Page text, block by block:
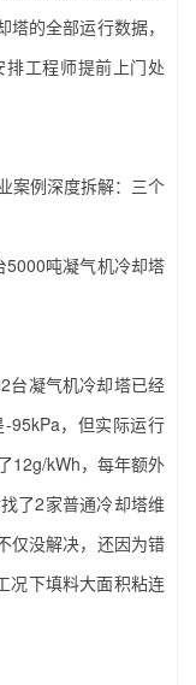
的全部运行数据，
工程师提前上门处
案例深度拆解：三个
吨凝气机冷却塔
台凝气机冷却塔已经
95kPa，但实际运行
12g/kWh，每年额外
了2家普通冷却塔维
仅没解决，还因为错
况下填料大面积粘连